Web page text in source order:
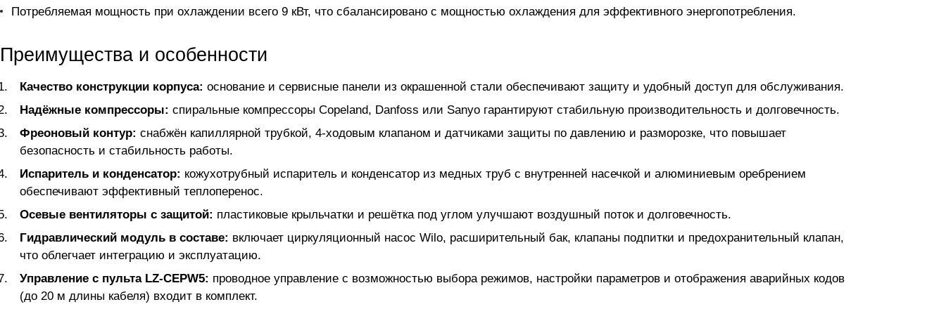
Потребляемая мощность при охлаждении всего 9 кВт, что сбалансировано с мощностью охлаждения для эффективного энергопотребления.
Преимущества и особенности
Качество конструкции корпуса: основание и сервисные панели из окрашенной стали обеспечивают защиту и удобный доступ для обслуживания.
Надёжные компрессоры: спиральные компрессоры Copeland, Danfoss или Sanyo гарантируют стабильную производительность и долговечность.
Фреоновый контур: снабжён капиллярной трубкой, 4-ходовым клапаном и датчиками защиты по давлению и разморозке, что повышает
безопасность и стабильность работы.
Испаритель и конденсатор: кожухотрубный испаритель и конденсатор из медных труб с внутренней насечкой и алюминиевым оребрением
обеспечивают эффективный теплоперенос.
Осевые вентиляторы с защитой: пластиковые крыльчатки и решётка под углом улучшают воздушный поток и долговечность.
Гидравлический модуль в составе: включает циркуляционный насос Wilo, расширительный бак, клапаны подпитки и предохранительный клапан,
что облегчает интеграцию и эксплуатацию.
Управление с пульта LZ-CEPW5: проводное управление с возможностью выбора режимов, настройки параметров и отображения аварийных кодов
(до 20 м длины кабеля) входит в комплект.